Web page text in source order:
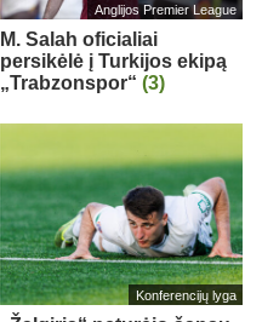
Anglijos Premier League
M. Salah oficialiai
persikėlė į Turkijos ekipą
„Trabzonspor“ (3)
Konferencijų lyga